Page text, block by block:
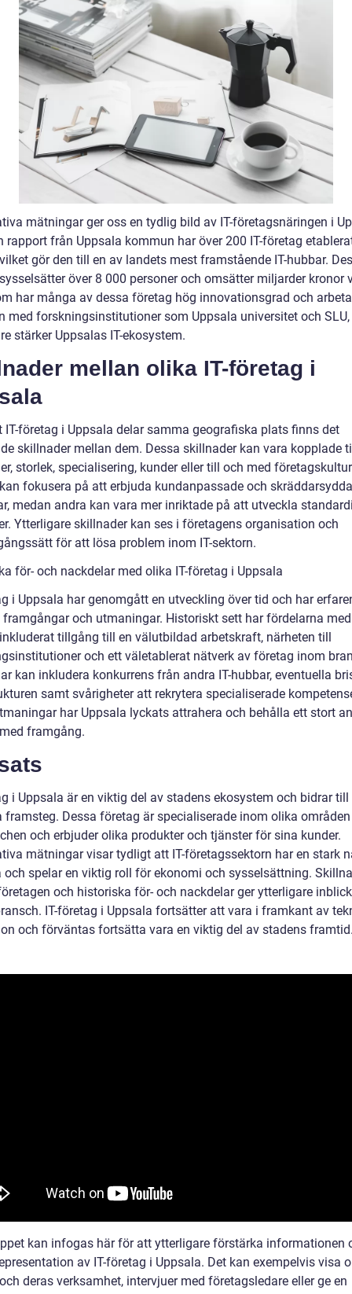
mätningar ger oss en tydlig bild av IT-företagsnäringen i
rapport från Uppsala kommun har över 200 IT-företag
gör den till en av landets mest framstående IT-hubbar.
över 8 000 personer och omsätter miljarder kronor
har många av dessa företag hög innovationsgrad och
med forskningsinstitutioner som Uppsala universitet och
stärker Uppsalas IT-ekosystem.
mellan olika IT-företag i
IT-företag i Uppsala delar samma geografiska plats finns det
skillnader mellan dem. Dessa skillnader kan vara kopplade
storlek, specialisering, kunder eller till och med
fokusera på att erbjuda kundanpassade och skräddarsydda
medan andra kan vara mer inriktade på att utveckla
Ytterligare skillnader kan ses i företagens organisation och
för att lösa problem inom IT-sektorn.
för- och nackdelar med olika IT-företag i Uppsala
i Uppsala har genomgått en utveckling över tid och har
framgångar och utmaningar. Historiskt sett har fördelarna
tillgång till en välutbildad arbetskraft, närheten till
och ett väletablerat nätverk av företag inom
kan inkludera konkurrens från andra IT-hubbar, eventuella
samt svårigheter att rekrytera specialiserade
har Uppsala lyckats attrahera och behålla ett stort
framgång.
i Uppsala är en viktig del av stadens ekosystem och bidrar till
framsteg. Dessa företag är specialiserade inom olika
och erbjuder olika produkter och tjänster för sina kunder.
mätningar visar tydligt att IT-företagssektorn har en stark
och spelar en viktig roll för ekonomi och sysselsättning.
och historiska för- och nackdelar ger ytterligare
IT-företag i Uppsala fortsätter att vara i framkant av
och förväntas fortsätta vara en viktig del av stadens
kan infogas här för att ytterligare förstärka informationen
av IT-företag i Uppsala. Det kan exempelvis visa
deras verksamhet, intervjuer med företagsledare eller ge en